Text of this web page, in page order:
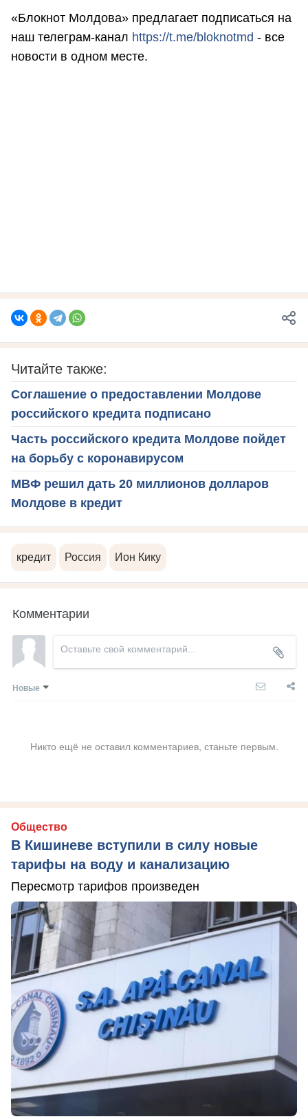
«Блокнот Молдова» предлагает подписаться на
наш телеграм-канал https://t.me/bloknotmd - все
новости в одном месте.
Читайте также:
Соглашение о предоставлении Молдове
российского кредита подписано
Часть российского кредита Молдове пойдет
на борьбу с коронавирусом
МВФ решил дать 20 миллионов долларов
Молдове в кредит
кредит Россия Ион Кику
Комментарии
Новые
Никто ещё не оставил комментариев, станьте первым.
Общество
В Кишиневе вступили в силу новые
тарифы на воду и канализацию
Пересмотр тарифов произведен